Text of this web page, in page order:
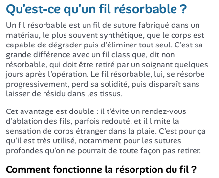
Qu'est-ce qu'un fil résorbable ?
Un fil résorbable est un fil de suture fabriqué dans un
matériau, le plus souvent synthétique, que le corps est
capable de dégrader puis d'éliminer tout seul. C'est sa
grande différence avec un fil classique, dit non
résorbable, qui doit être retiré par un soignant quelques
jours après l'opération. Le fil résorbable, lui, se résorbe
progressivement, perd sa solidité, puis disparaît sans
laisser de résidu dans les tissus.
Cet avantage est double : il t'évite un rendez-vous
d'ablation des fils, parfois redouté, et il limite la
sensation de corps étranger dans la plaie. C'est pour ça
qu'il est très utilisé, notamment pour les sutures
profondes qu'on ne pourrait de toute façon pas retirer.
Comment fonctionne la résorption du fil ?